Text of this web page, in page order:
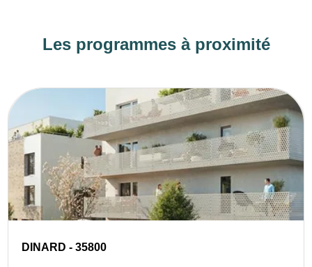
Les programmes à proximité
DINARD - 35800